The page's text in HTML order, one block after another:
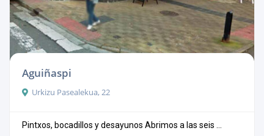
Aguiñaspi
Urkizu Pasealekua, 22
Pintxos, bocadillos y desayunos Abrimos a las seis ...